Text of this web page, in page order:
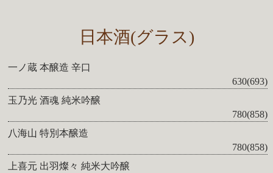
日本酒(グラス)
一ノ蔵 本醸造 辛口
630(693)
玉乃光 酒魂 純米吟醸
780(858)
八海山 特別本醸造
780(858)
上喜元 出羽燦々 純米大吟醸